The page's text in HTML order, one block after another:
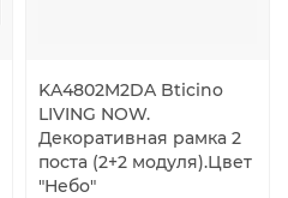
KA4802M2DA Bticino
LIVING NOW.
Декоративная рамка 2
поста (2+2 модуля).Цвет
"Небо"